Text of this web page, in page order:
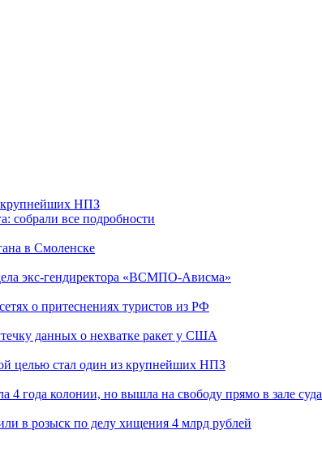
крупнейших НПЗ
собрали все подробности
в Смоленске
экс-гендиректора «ВСМПО-Ависма»
о притеснениях туристов из РФ
данных о нехватке ракет у США
целью стал один из крупнейших НПЗ
4 года колонии, но вышла на свободу прямо в зале суда
в розыск по делу хищения 4 млрд рублей